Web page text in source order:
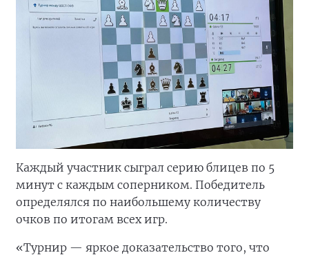
Каждый участник сыграл серию блицев по 5
минут с каждым соперником. Победитель
определялся по наибольшему количеству
очков по итогам всех игр.
«Турнир — яркое доказательство того, что